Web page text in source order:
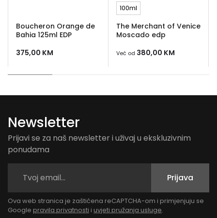
Boucheron Orange de
Bahia 125ml EDP
375,00 KM
100ml
The Merchant of Venice
Moscado edp
Već od 380,00 KM
Newsletter
Prijavi se za naš newsletter i uživaj u ekskluzivnim
ponudama
Prijava
Ova web stranica je zaštićena reCAPTCHA-om i primjenjuju se
Google pravila privatnosti i uvjeti pružanja usluge.